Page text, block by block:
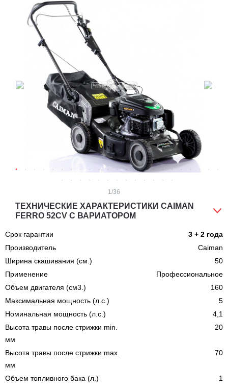
1 /36
ТЕХНИЧЕСКИЕ ХАРАКТЕРИСТИКИ CAIMAN
FERRO 52CV С ВАРИАТОРОМ
Срок гарантии
3 + 2 года
Производитель
Caiman
Ширина скашивания (см.)
50
Применение
Профессиональное
Объем двигателя (см3.)
160
Максимальная мощность (л.с.)
5
Номинальная мощность (л.с.)
4,1
Высота травы после стрижки min.
мм
20
Высота травы после стрижки max.
мм
70
Объем топливного бака (л.) 1